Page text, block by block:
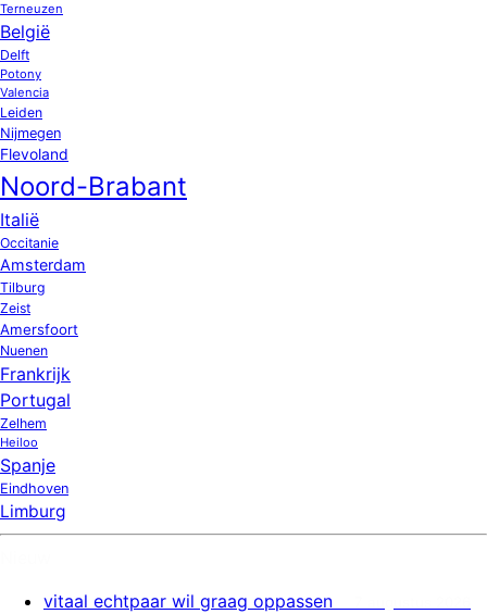
Terneuzen
België
Delft
Potony
Valencia
Leiden
Nijmegen
Flevoland
Noord-Brabant
Italië
Occitanie
Amsterdam
Tilburg
Zeist
Amersfoort
Nuenen
Frankrijk
Portugal
Zelhem
Heiloo
Spanje
Eindhoven
Limburg
vitaal echtpaar wil graag oppassen